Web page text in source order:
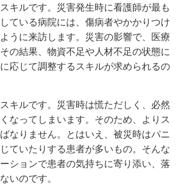
キルです。災害発生時に看護師が最も
ている病院には、傷病者やかかりつけ
うに来訪します。災害の影響で、医療
の結果、物資不足や人材不足の状態に
応じて調整するスキルが求められるの
キルです。災害時は慌ただしく、必然
なってしまいます。そのため、よりス
なりません。とはいえ、被災時はパニ
ていたりする患者が多いもの。そんな
ションで患者の気持ちに寄り添い、落
いのです。